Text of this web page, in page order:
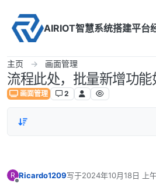
AIRIOT智慧系统搭建平台
主页 画面管理
流程此处，批量新增功能
画面管理 2
R Ricardo1209写于2024年10月18日 上
最后由 编辑